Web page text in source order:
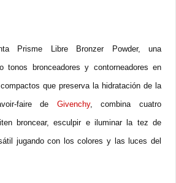
Prisme Libre Bronzer Powder, una
tonos bronceadores y contorneadores en
que preserva la hidratación de la
faire de Givenchy, combina cuatro
broncear, esculpir e iluminar la tez de
jugando con los colores y las luces del